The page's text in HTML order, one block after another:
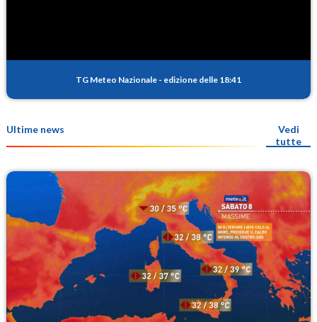
TG Meteo Nazionale - edizione delle 18:41
Ultime news
Vedi
tutte